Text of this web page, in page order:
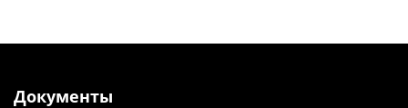
Документы